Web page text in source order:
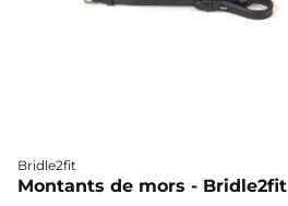
Bridle2fit
Montants de mors - Bridle2fit